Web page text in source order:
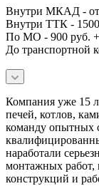
Внутри МКАД - от
Внутри ТТК -
По МО - 900 руб.
До транспортной
Компания уже 15
печей, котлов,
команду опытных
наработали
монтажных работ,
конструкций и